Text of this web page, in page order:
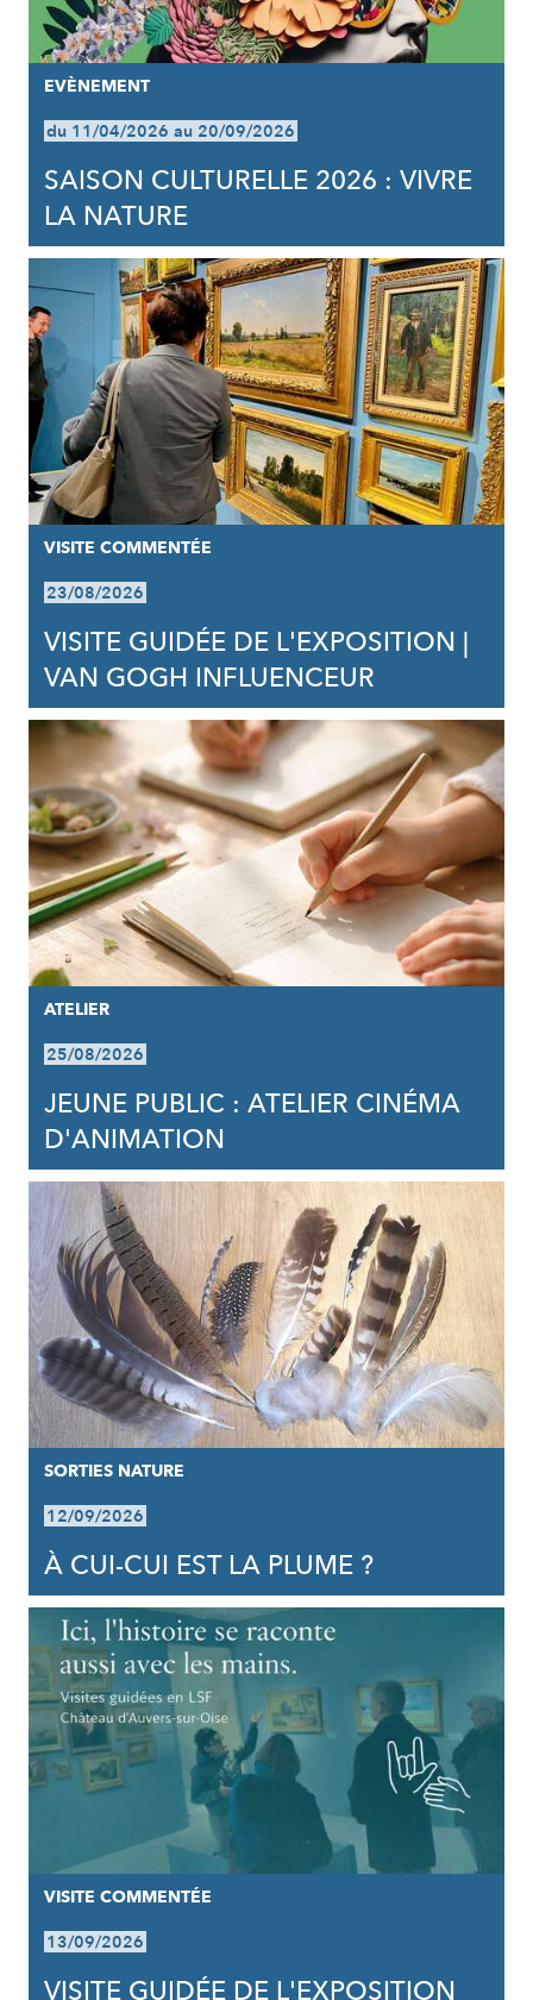
EVÈNEMENT
du 11/04/2026 au 20/09/2026
SAISON CULTURELLE 2026 : VIVRE
LA NATURE
VISITE COMMENTÉE
23/08/2026
VISITE GUIDÉE DE L'EXPOSITION |
VAN GOGH INFLUENCEUR
ATELIER
25/08/2026
JEUNE PUBLIC : ATELIER CINÉMA
D'ANIMATION
SORTIES NATURE
12/09/2026
À CUI-CUI EST LA PLUME ?
VISITE COMMENTÉE
13/09/2026
VISITE GUIDÉE DE L'EXPOSITION